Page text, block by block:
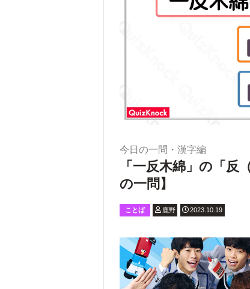
今日の一問・漢字編
「一反木綿」の「
の一問】
ことば 鹿野 2023.10.19